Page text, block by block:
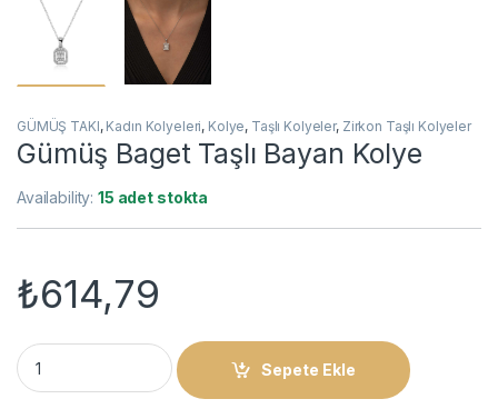
GÜMÜŞ TAKI, Kadın Kolyeleri, Kolye, Taşlı Kolyeler, Zirkon Taşlı Kolyeler
Gümüş Baget Taşlı Bayan Kolye
Availability:15 adet stokta
₺614,79
Gümüş Baget Taşlı Bayan Kolye quantity
Sepete Ekle